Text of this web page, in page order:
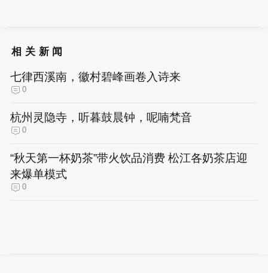
相关新闻
七律西溪南，徽村碧峰画卷入诗来
0
杭州灵隐寺，听暮鼓晨钟，呢喃梵音
0
“秋天第一杯奶茶”带火饮品消费 松江各奶茶店迎
来爆单模式
0